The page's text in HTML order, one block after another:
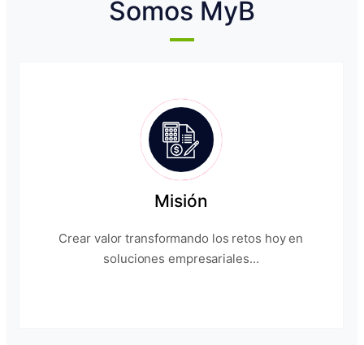
Somos MyB
Misión
Crear valor transformando los retos hoy en
soluciones empresariales...